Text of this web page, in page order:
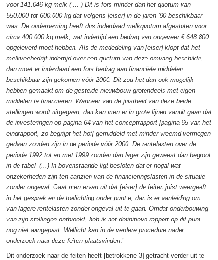
voor 141.046 kg melk ( ... ) Dit is fors minder dan het quotum van
550.000 tot 600.000 kg dat volgens [eiser] in de jaren ’90 beschikbaar
was. De onderneming heeft dus inderdaad melkquotum afgestoten voor
circa 400.000 kg melk, wat indertijd een bedrag van ongeveer € 648.800
opgeleverd moet hebben. Als de mededeling van [eiser] klopt dat het
melkveebedrijf indertijd over een quotum van deze omvang beschikte,
dan moet er inderdaad een fors bedrag aan financiële middelen
beschikbaar zijn gekomen vóór 2000. Dit zou het dan ook mogelijk
hebben gemaakt om de gestelde nieuwbouw grotendeels met eigen
middelen te financieren. Wanneer van de juistheid van deze beide
stellingen wordt uitgegaan, dan kan men er in grote lijnen vanuit gaan dat
de investeringen op pagina 64 van het conceptrapport [pagina 65 van het
eindrapport, zo begrijpt het hof] gemiddeld met minder vreemd vermogen
gedaan zouden zijn in de periode vóór 2000. De rentelasten over de
periode 1992 tot en met 1999 zouden dan lager zijn geweest dan begroot
in de tabel. (...) In bovenstaande ligt besloten dat er nogal wat
onzekerheden zijn ten aanzien van de financieringslasten in de situatie
zonder ongeval. Gaat men ervan uit dat [eiser] de feiten juist weergeeft
in het gesprek en de toelichting onder punt e, dan is er aanleiding om
van lagere rentelasten zonder ongeval uit te gaan. Omdat onderbouwing
van zijn stellingen ontbreekt, heb ik het definitieve rapport op dit punt
nog niet aangepast. Wellicht kan in de verdere procedure nader
onderzoek naar deze feiten plaatsvinden.’
Dit onderzoek naar de feiten heeft [betrokkene 3] getracht verder uit te